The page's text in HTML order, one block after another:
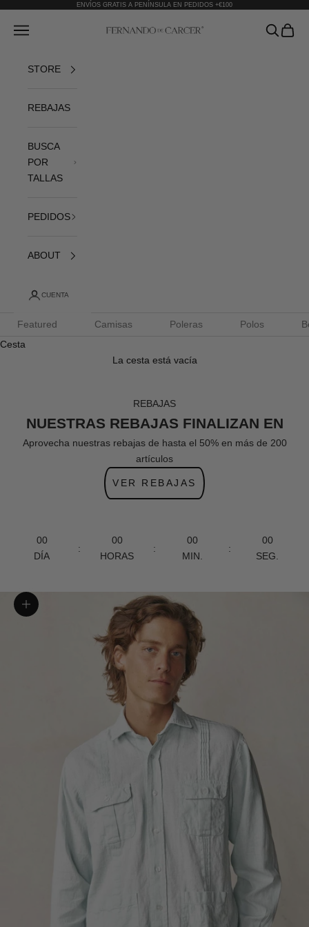
ENVÍOS GRATIS A PENÍNSULA EN PEDIDOS +€100
Fernando de Cárcer
Abrir menú de navegación AbrirAbrir
STORE
REBAJAS
BUSCA
POR
TALLAS
PEDIDOS
ABOUT
CUENTA
Featured Camisas Poleras Polos
Cesta
La cesta está vacía
REBAJAS
NUESTRAS REBAJAS FINALIZAN EN
Aprovecha nuestras rebajas de hasta el 50% en más de 200
artículos
VER REBAJAS
00
DÍA
:
00
HORAS
:
00
MIN.
:
00
SEG.
Zoom